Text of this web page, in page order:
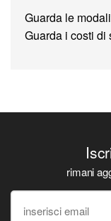
Guarda le
Guarda i costi di
rimani